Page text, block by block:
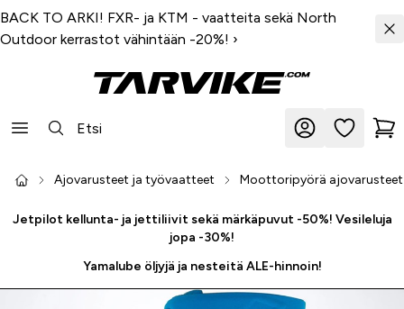
BACK TO ARKI! FXR- ja KTM - vaatteita sekä North
Outdoor kerrastot vähintään -20%! ›
Ajovarusteet ja työvaatteet Moottoripyörä ajovarusteet
Jetpilot kellunta- ja jettiliivit sekä märkäpuvut -50%! Vesileluja
jopa -30%!
Yamalube öljyjä ja nesteitä ALE-hinnoin!